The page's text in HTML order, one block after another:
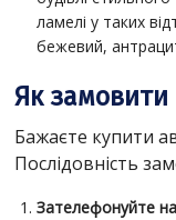
ламелі у таких
бежевий,
Як
Бажаєте купити
Послідовність
Зателефонуйте